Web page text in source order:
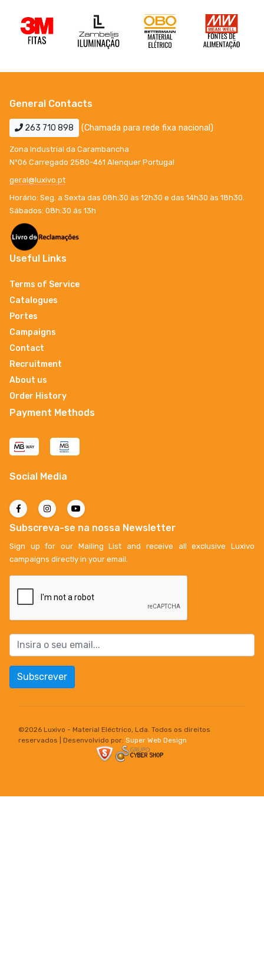
General Contacts
263 710 898 (Chamada para rede fixa nacional)
Zona Industrial da Carambancha
Nº06 Carregado 2580-461 Alenquer Portugal
geral@luxivo.pt
Horário: Seg. a Sexta das 08h:30 às 12h30 e das 14h30 às 18h30.
Sábados: 08h:30 ás 13h
Useful Links
Terms of Service
Catalogues
Portes
Campaigns
Contact
Recruitment
About us
Order History
Payment Methods
Social Media
Subscreva-se na nossa Newsletter
Sign up for our Mailing List and receive all exclusive Luxivo
campaigns directly in your email.
Subscrever
©2026 Luxivo - Material Eléctrico, Lda. Todos os direitos
reservados | Desenvolvido por: Super Web Design